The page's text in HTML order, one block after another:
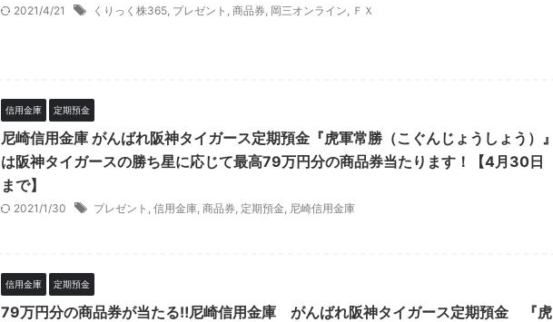
2021/4/21 くりっく株365, プレゼント , 商品券, 岡三オンライン, ＦＸ
信用金庫 定期預金
尼崎信用金庫 がんばれ阪神タイガース定期預金『虎軍常勝（こぐんじょうしょう）』
は阪神タイガースの勝ち星に応じて最高79万円分の商品券当たります！【4月30日
まで】
2021/1/30 プレゼント , 信用金庫, 商品券, 定期預金, 尼崎信用金庫
信用金庫 定期預金
79万円分の商品券が当たる‼尼崎信用金庫 がんばれ阪神タイガース定期預金 『虎